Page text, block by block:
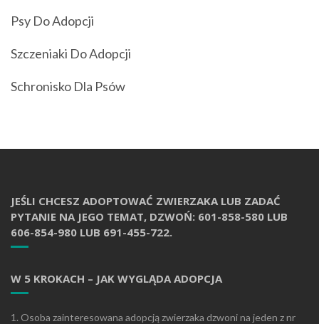
Psy Do Adopcji
Szczeniaki Do Adopcji
Schronisko Dla Psów
JEŚLI CHCESZ ADOPTOWAĆ ZWIERZAKA LUB ZADAĆ
PYTANIE NA JEGO TEMAT, DZWOŃ: 601-858-580 LUB
606-854-980 LUB 691-455-722.
W 5 KROKACH – JAK WYGLĄDA ADOPCJA
1. Osoba zainteresowana adopcją zwierzaka dzwoni na jeden z nr